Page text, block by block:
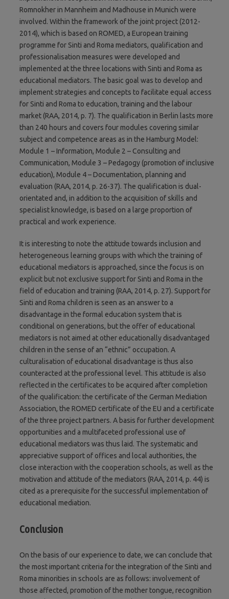
Romnokher in Mannheim and Madhouse in Munich were
involved. Within the framework of the joint project (2012-
2014), which is based on ROMED, a European training
programme for Sinti and Roma mediators, qualification and
professionalisation measures were developed and
implemented at the three locations with Sinti and Roma as
educational mediators. The basic goal was to develop and
implement strategies and concepts to facilitate equal access
for Sinti and Roma to education, training and the labour
market (RAA, 2014, p. 7). The qualification in Berlin lasts more
than 240 hours and covers four modules covering similar
subject and competence areas as in the Hamburg Model:
Module 1 – Information, Module 2 – Consulting and
Communication, Module 3 – Pedagogy (promotion of inclusive
education), Module 4 – Documentation, planning and
evaluation (RAA, 2014, p. 26-37). The qualification is dual-
orientated and, in addition to the acquisition of skills and
specialist knowledge, is based on a large proportion of
practical and work experience.
It is interesting to note the attitude towards inclusion and
heterogeneous learning groups with which the training of
educational mediators is approached, since the focus is on
explicit but not exclusive support for Sinti and Roma in the
field of education and training (RAA, 2014, p. 27). Support for
Sinti and Roma children is seen as an answer to a
disadvantage in the formal education system that is
conditional on generations, but the offer of educational
mediators is not aimed at other educationally disadvantaged
children in the sense of an “ethnic” occupation. A
culturalisation of educational disadvantage is thus also
counteracted at the professional level. This attitude is also
reflected in the certificates to be acquired after completion
of the qualification: the certificate of the German Mediation
Association, the ROMED certificate of the EU and a certificate
of the three project partners. A basis for further development
opportunities and a multifaceted professional use of
educational mediators was thus laid. The systematic and
appreciative support of offices and local authorities, the
close interaction with the cooperation schools, as well as the
motivation and attitude of the mediators (RAA, 2014, p. 44) is
cited as a prerequisite for the successful implementation of
educational mediation.
Conclusion
On the basis of our experience to date, we can conclude that
the most important criteria for the integration of the Sinti and
Roma minorities in schools are as follows: involvement of
those affected, promotion of the mother tongue, recognition